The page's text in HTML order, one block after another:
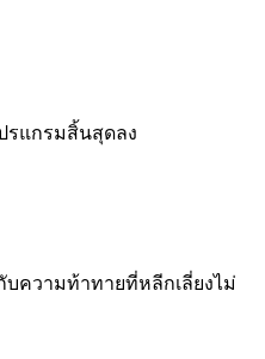
รแกรมสิ้นสุดลง
ความท้าทายที่หลีกเลี่ยงไม่